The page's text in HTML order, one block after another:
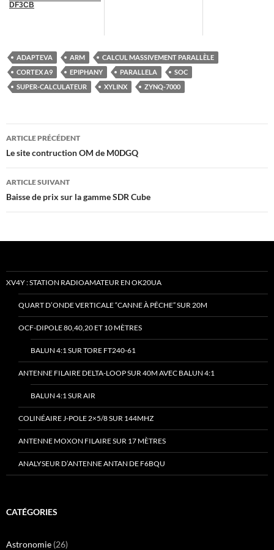
DF3CB
ADAPTEVA ARM
CALCUL MASSIVEMENT PARALLÈLE
CORTEX A9
EPIPHANY PARALLELA
SOC
SUPER-CALCULATEUR
XYLINX ZYNQ-7000
Navigation
des
articles
ARTICLE PRÉCÉDENT
Le site contruction OM de M0DGQ
ARTICLE SUIVANT
Baisse de prix sur la gamme SDR Cube
XV4Y : STATION RADIOAMATEUR EN OK20UA
QUART D’ONDE VERTICALE “CANNE À PÊCHE” SUR 20M
OCF-DIPOLE 80,40,20 ET 10 MÈTRES
BALUN 4:1 SUR TORE FT240-61
ANTENNE FILAIRE DELTA-LOOP SUR 40M AVEC BALUN 4:1
BALUN 4:1 SUR AIR
COLINÉAIRE J-POLE 2×5/8 SUR 144MHZ
ANTENNE MOXON FILAIRE SUR 17 MÈTRES
ANALYSEUR D’ANTENNE ANTAN DE F6BQU
CATÉGORIES
Astronomie (26)